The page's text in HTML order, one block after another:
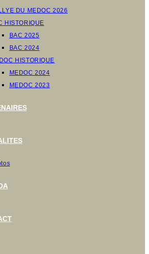
DU MEDOC 2026
HISTORIQUE
BAC 2025
BAC 2024
HISTORIQUE
MEDOC 2024
MEDOC 2023